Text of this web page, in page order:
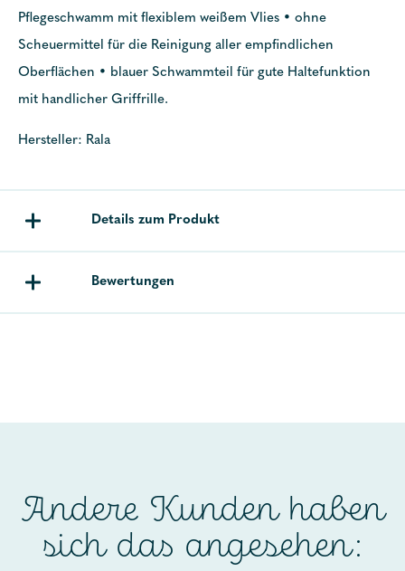
Pflegeschwamm mit flexiblem weißem Vlies • ohne
Scheuermittel für die Reinigung aller empfindlichen
Oberflächen • blauer Schwammteil für gute Haltefunktion
mit handlicher Griffrille.
Hersteller: Rala
Details zum Produkt
Bewertungen
Andere Kunden haben
sich das angesehen: